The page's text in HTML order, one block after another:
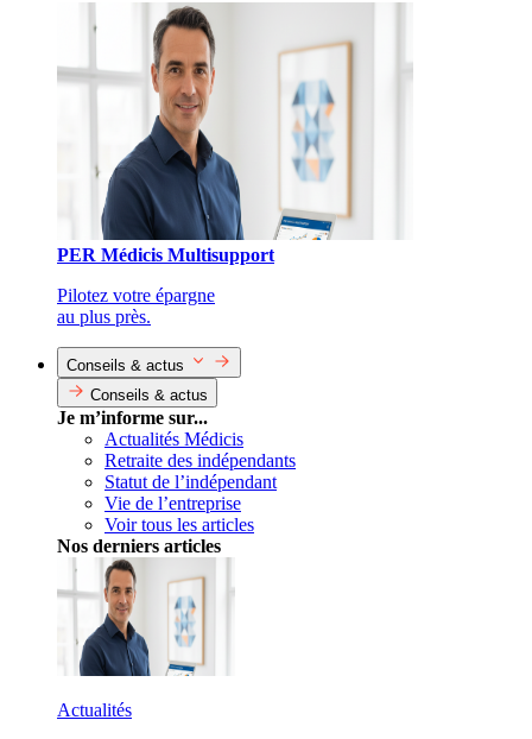
PER Médicis Multisupport
Pilotez votre épargne
au plus près.
Conseils & actus
Conseils & actus
Je m’informe sur...
Actualités Médicis
Retraite des indépendants
Statut de l’indépendant
Vie de l’entreprise
Voir tous les articles
Nos derniers articles
Actualités